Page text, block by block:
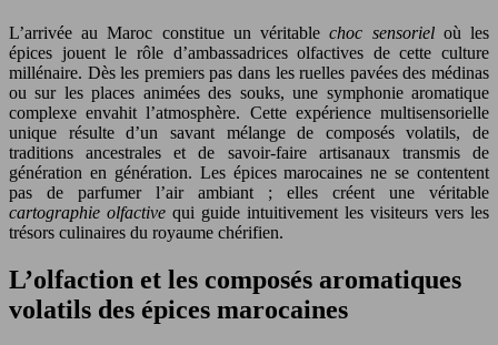
L’arrivée au Maroc constitue un véritablechoc sensorieloù les
épices jouent le rôle d’ambassadrices olfactives de cette culture
millénaire. Dès les premiers pas dans les ruelles pavées des médinas
ou sur les places animées des souks, une symphonie aromatique
complexe envahit l’atmosphère. Cette expérience multisensorielle
unique résulte d’un savant mélange de composés volatils, de
traditions ancestrales et de savoir-faire artisanaux transmis de
génération en génération. Les épices marocaines ne se contentent
pas de parfumer l’air ambiant ; elles créent une véritable
cartographie olfactive qui guide intuitivement les visiteurs vers les
trésors culinaires du royaume chérifien.
L’olfaction et les composés aromatiques
volatils des épices marocaines